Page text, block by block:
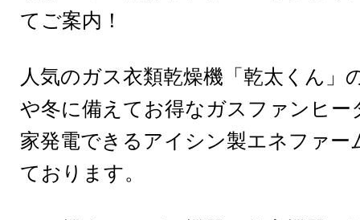
てご案内！
人気のガス衣類乾燥機「乾太くん」
や冬に備えてお得なガスファンヒー
家発電できるアイシン製エネファー
ております。